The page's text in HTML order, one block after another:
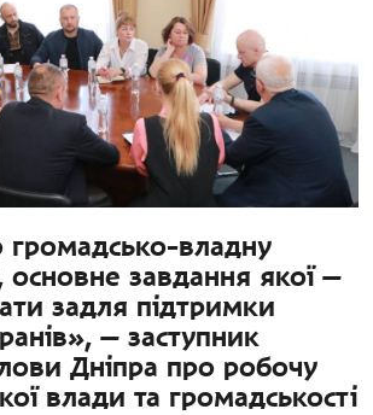
владну
основне завдання якої —
задля підтримки
— заступник
Дніпра про робочу
влади та громадськості